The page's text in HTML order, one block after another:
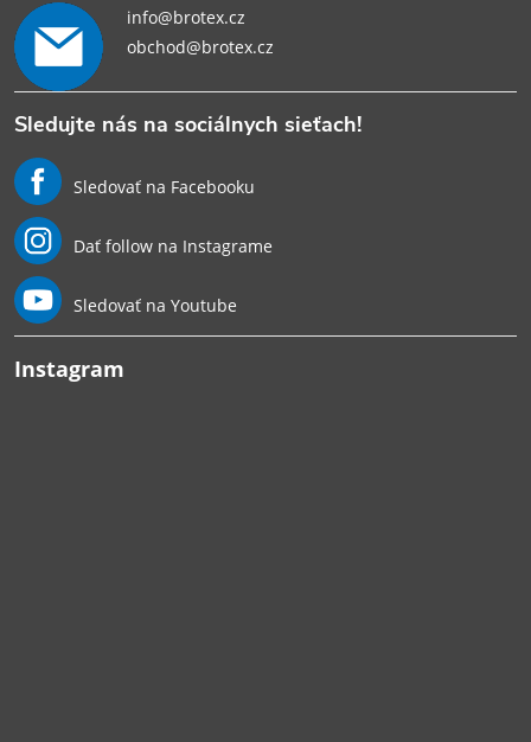
info@brotex.cz
obchod@brotex.cz
Sledujte nás na sociálnych sieťach!
Sledovať na Facebooku
Dať follow na Instagrame
Sledovať na Youtube
Instagram